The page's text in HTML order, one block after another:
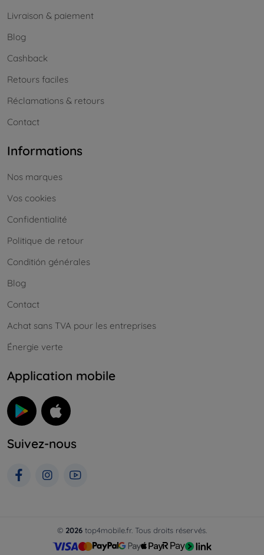
Livraison & paiement
Blog
Cashback
Retours faciles
Réclamations & retours
Contact
Informations
Nos marques
Vos cookies
Confidentialité
Politique de retour
Conditión générales
Blog
Contact
Achat sans TVA pour les entreprises
Énergie verte
Application mobile
Suivez-nous
© 2026 top4mobile.fr. Tous droits réservés.